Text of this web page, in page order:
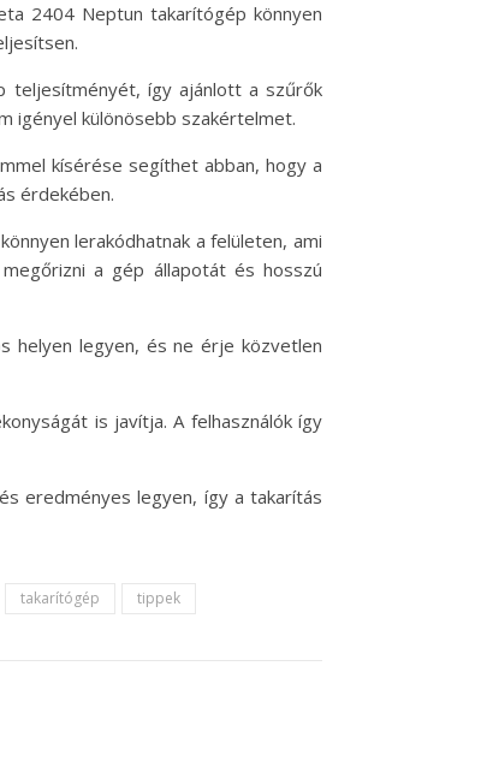
2404 Neptun takarítógép könnyen
teljesítményét, így ajánlott a szűrők
igényel különösebb szakértelmet.
kísérése segíthet abban, hogy a
érdekében.
lerakódhatnak a felületen, ami
a gép állapotát és hosszú
helyen legyen, és ne érje közvetlen
is javítja. A felhasználók így
eredményes legyen, így a takarítás
takarítógép tippek